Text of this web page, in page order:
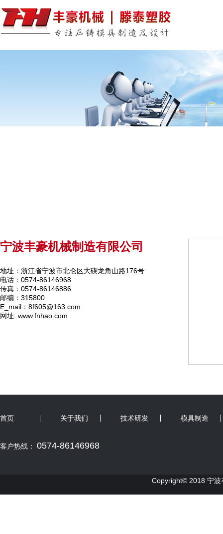
宁波丰豪机械制造有限公司
地址：浙江省宁波市北仑区大碶龙角山路176号
电话：0574-86146968
传真：0574-86146886
邮编：315800
E_mail：8f605@163.com
网址: www.fnhao.com
首页 关于我们 技术研发 模具制造
客户热线： 0574-86146968
Copyright© 2018 宁波